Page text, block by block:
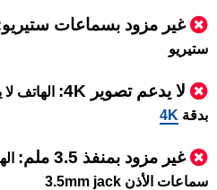
غير مزود بسماعات
ستيريو
لا يدعم تصوير 4K:
الهاتف
بدقة 4K
غير مزود بمنفذ 3.5 ملم:
سماعات الأذن 3.5mm jack